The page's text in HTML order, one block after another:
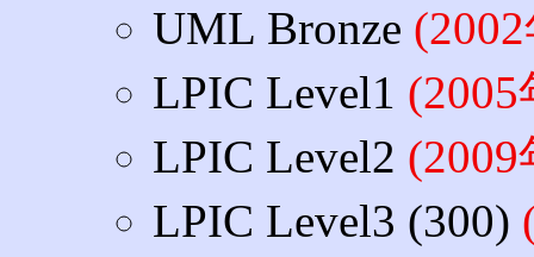
UML Bronze
LPIC Level1
LPIC Level2
LPIC Level3 (300)